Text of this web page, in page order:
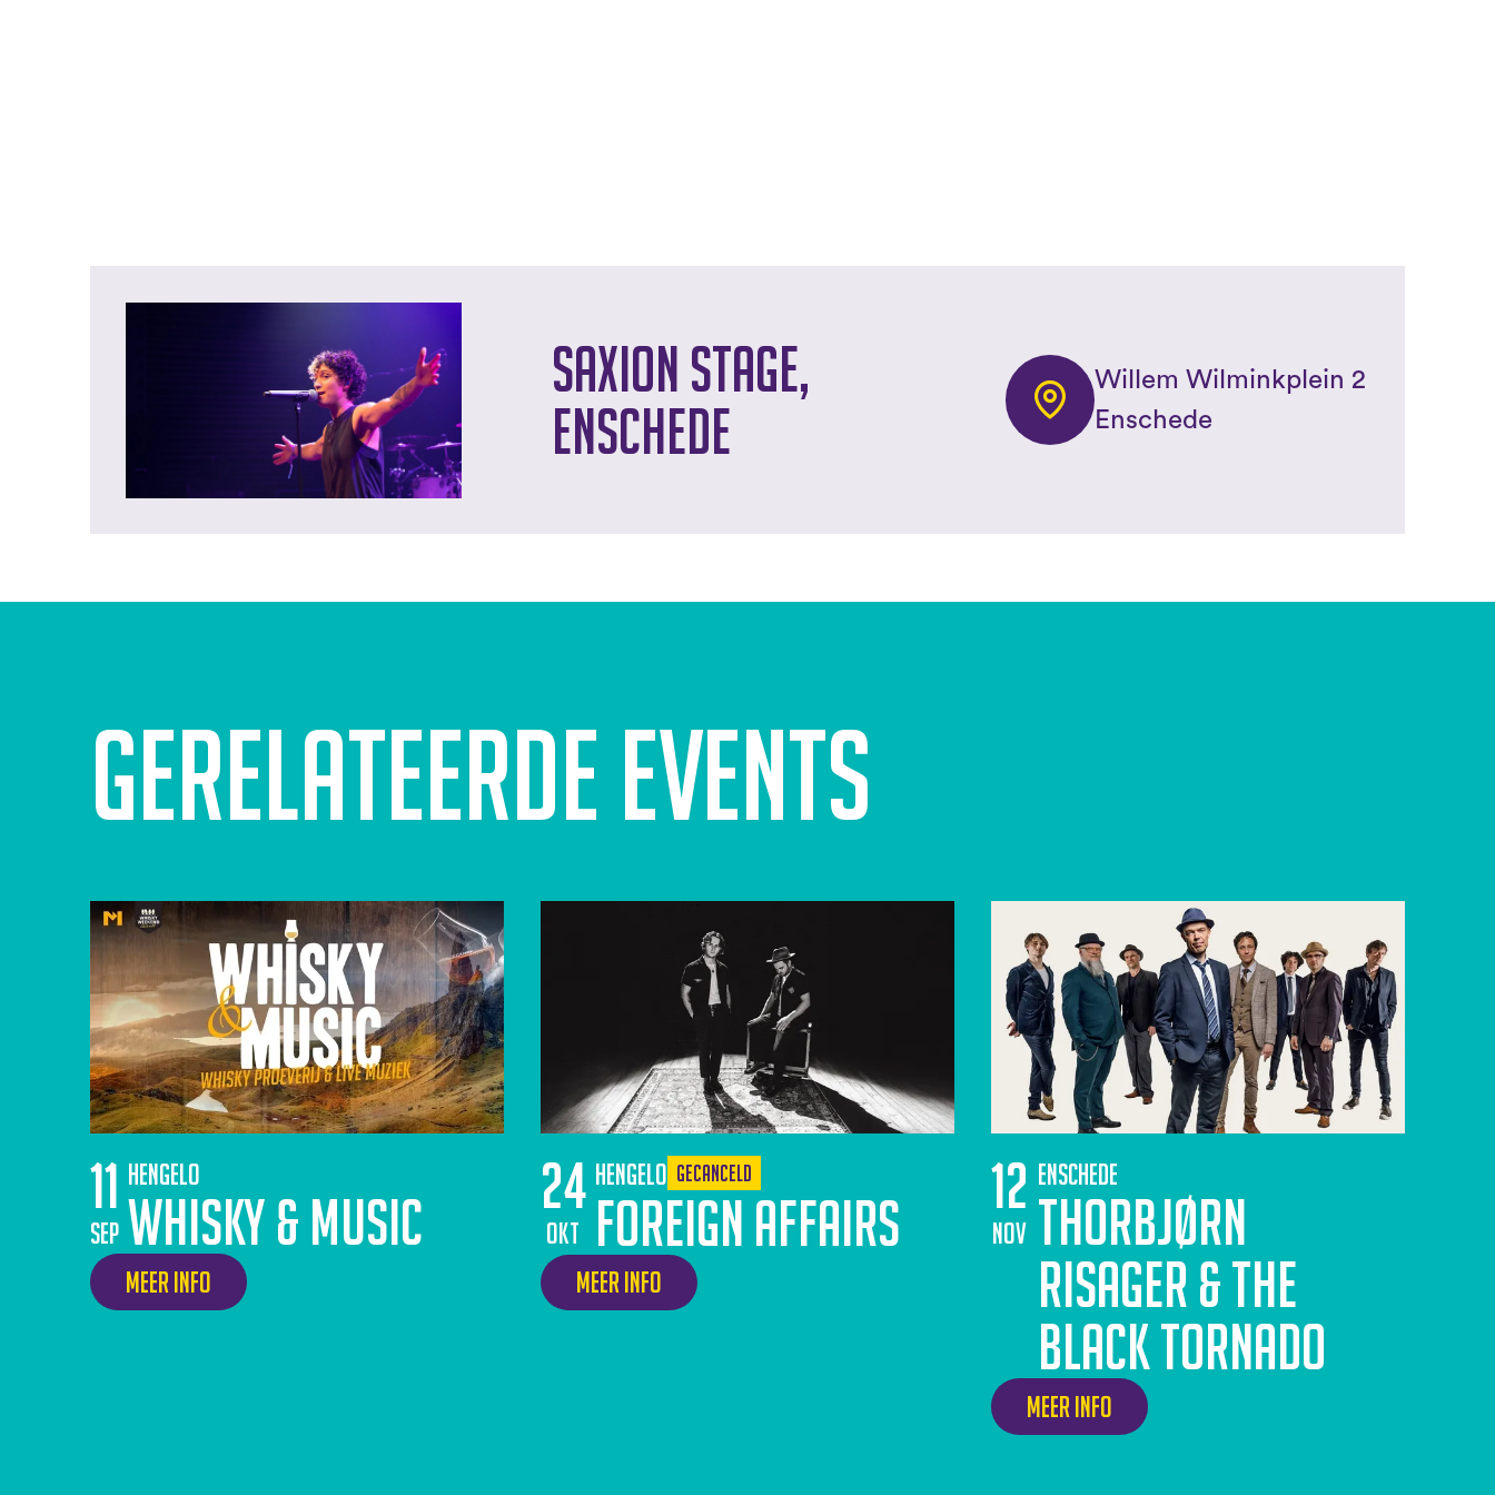
Saxion Stage,
Enschede
Willem Wilminkplein 2
Enschede
Gerelateerde events
11
sep
Hengelo
Whisky & Music
Meer info
24
okt
Hengelo Gecanceld
Foreign Affairs
Meer info
12
nov
Enschede
Thorbjørn
Risager & The
Black Tornado
Meer info